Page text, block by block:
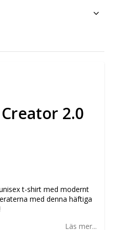
2.0
t-shirt med modernt
med denna häftiga
Läs mer...